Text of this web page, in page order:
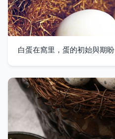
白蛋在窩里，蛋的初始與期盼